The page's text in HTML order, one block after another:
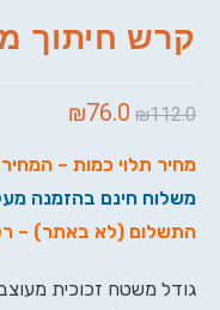
קרש חיתוך
₪112.0
₪76.0
מחיר תלוי כמות –
משלוח חינם בהזמנה מעל 700
התשלום (לא באתר) –
גודל משטח זכוכית מעוצב